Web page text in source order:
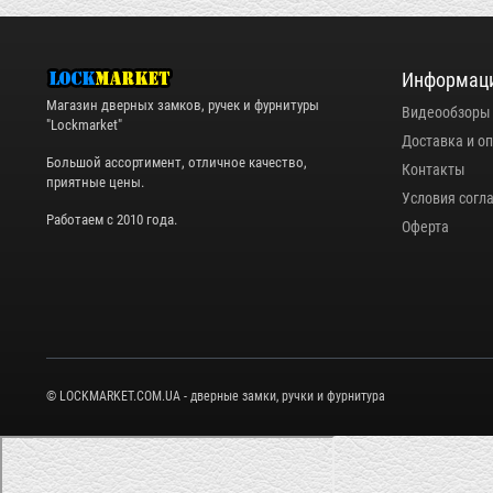
Магазин дверных замков, ручек и фурнитуры
"Lockmarket"
Большой ассортимент, отличное качество,
приятные цены.
Работаем с 2010 года.
Видеообзоры
Доставка и
Контакты
Условия
Оферта
© LOCKMARKET.COM.UA - дверные замки, ручки и фурнитура